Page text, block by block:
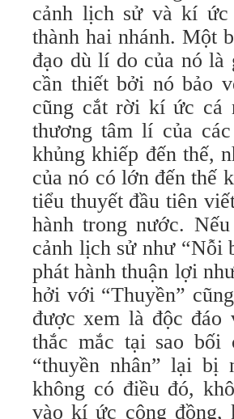
cảnh lịch sử và kí
thành hai nhánh. Một
đạo dù lí do của nó là
cần thiết bởi nó bảo
cũng cắt rời kí ức cá
thương tâm lí của
khủng khiếp đến thế,
của nó có lớn đến thế
tiểu thuyết đầu tiên
hành trong nước.
cảnh lịch sử như “Nỗi
phát hành thuận lợi
hởi với “Thuyền”
được xem là độc đáo
thắc mắc tại sao bối
“thuyền nhân” lại bị
không có điều đó,
vào kí ức cộng đồng,